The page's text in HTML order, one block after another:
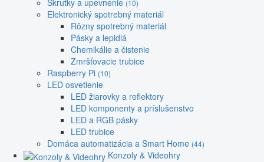
Skrutky a upevnenie (10)
Elektronický spotrebný materiál
Rôzny spotrebný materiál
Pásky a lepidlá
Chemikálie a čistenie
Zmršťovacie trubice
Raspberry Pi (10)
LED osvetlenie
LED žiarovky a reflektory
LED komponenty a príslušenstvo
LED a RGB pásky
LED trubice
Domáca automatizácia a Smart Home (44)
Konzoly & Videohry